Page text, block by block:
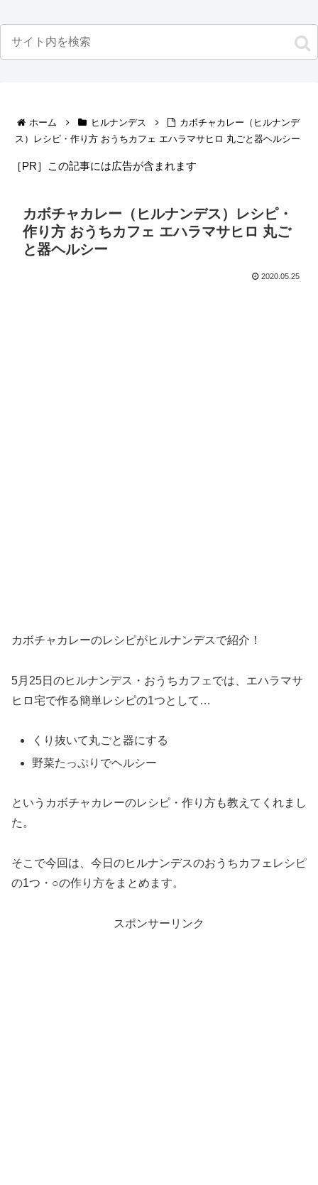
ホーム ヒルナンデス
カボチャカレー（ヒルナンデ
ス）レシピ・作り方 おうちカフェ エハラマサヒロ 丸ごと器ヘルシー
［PR］この記事には広告が含まれます
カボチャカレー（ヒルナンデス）レシピ・
作り方 おうちカフェ エハラマサヒロ 丸ご
と器ヘルシー
2020.05.25
カボチャカレーのレシピがヒルナンデスで紹介！
5月25日のヒルナンデス・おうちカフェでは、エハラマサ
ヒロ宅で作る簡単レシピの1つとして…
くり抜いて丸ごと器にする
野菜たっぷりでヘルシー
というカボチャカレーのレシピ・作り方も教えてくれまし
た。
そこで今回は、今日のヒルナンデスのおうちカフェレシピ
の1つ・○の作り方をまとめます。
スポンサーリンク